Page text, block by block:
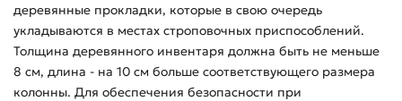
деревянные прокладки, которые в свою очередь
укладываются в местах строповочных приспособлений.
Толщина деревянного инвентаря должна быть не меньше
8 см, длина - на 10 см больше соответствующего размера
колонны. Для обеспечения безопасности при